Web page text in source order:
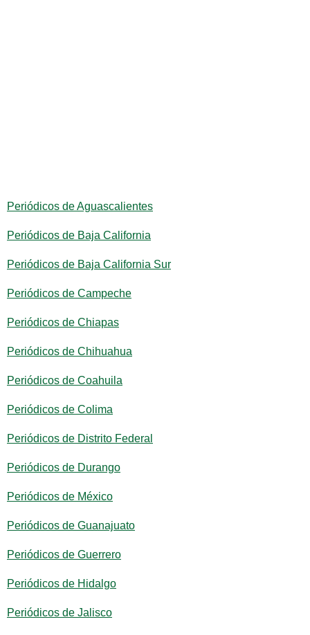
Periódicos de Aguascalientes
Periódicos de Baja California
Periódicos de Baja California Sur
Periódicos de Campeche
Periódicos de Chiapas
Periódicos de Chihuahua
Periódicos de Coahuila
Periódicos de Colima
Periódicos de Distrito Federal
Periódicos de Durango
Periódicos de México
Periódicos de Guanajuato
Periódicos de Guerrero
Periódicos de Hidalgo
Periódicos de Jalisco